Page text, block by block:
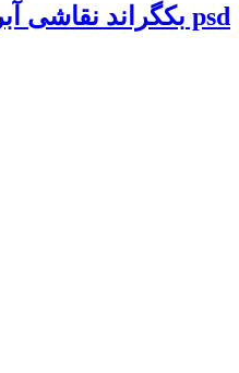
بکگراند نقاشی آبرنگ دکوراسیون شهری psd